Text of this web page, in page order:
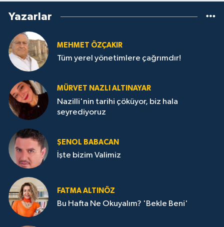
Yazarlar
MEHMET ÖZÇAKIR
Tüm yerel yönetimlere çağrımdır!
MÜRVET NAZLI ALTINAYAR
Nazilli'nin tarihi çöküyor, biz hala
seyrediyoruz
ŞENOL BABACAN
İşte bizim Valimiz
FATMA ALTINÖZ
Bu Hafta Ne Okuyalım? 'Bekle Beni'